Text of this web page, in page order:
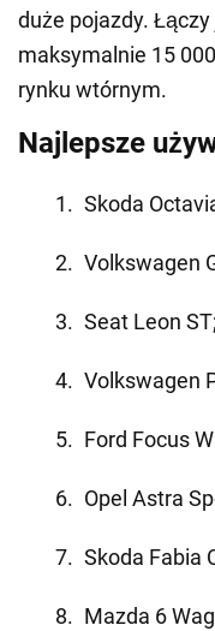
duże pojazdy.
maksymalnie 15
rynku wtórnym.
Najlepsze
Skoda
Volkswagen
Seat Leon ST;
Volkswagen
Ford Focus
Opel Astra
Skoda Fabia
Mazda 6